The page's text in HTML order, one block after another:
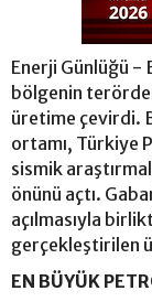
Enerji Günlüğü -
bölgenin terörden
üretime çevirdi.
ortamı, Türkiye
sismik
önünü açtı.
açılmasıyla
gerçekleştirilen
EN BÜYÜK